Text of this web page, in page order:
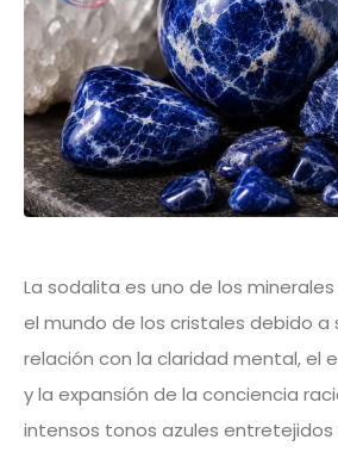
La sodalita es uno de los
el mundo de los cristales debido a
relación con la claridad mental, el
y la expansión de la conciencia
intensos tonos azules